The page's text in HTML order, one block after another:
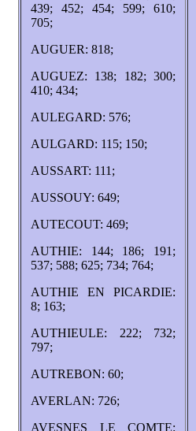
439; 452; 454; 599; 610;
705;
AUGUER: 818;
AUGUEZ: 138; 182; 300;
410; 434;
AULEGARD: 576;
AULGARD: 115; 150;
AUSSART: 111;
AUSSOUY: 649;
AUTECOUT: 469;
AUTHIE: 144; 186; 191;
537; 588; 625; 734; 764;
AUTHIE EN PICARDIE:
8; 163;
AUTHIEULE: 222; 732;
797;
AUTREBON: 60;
AVERLAN: 726;
AVESNES LE COMTE: